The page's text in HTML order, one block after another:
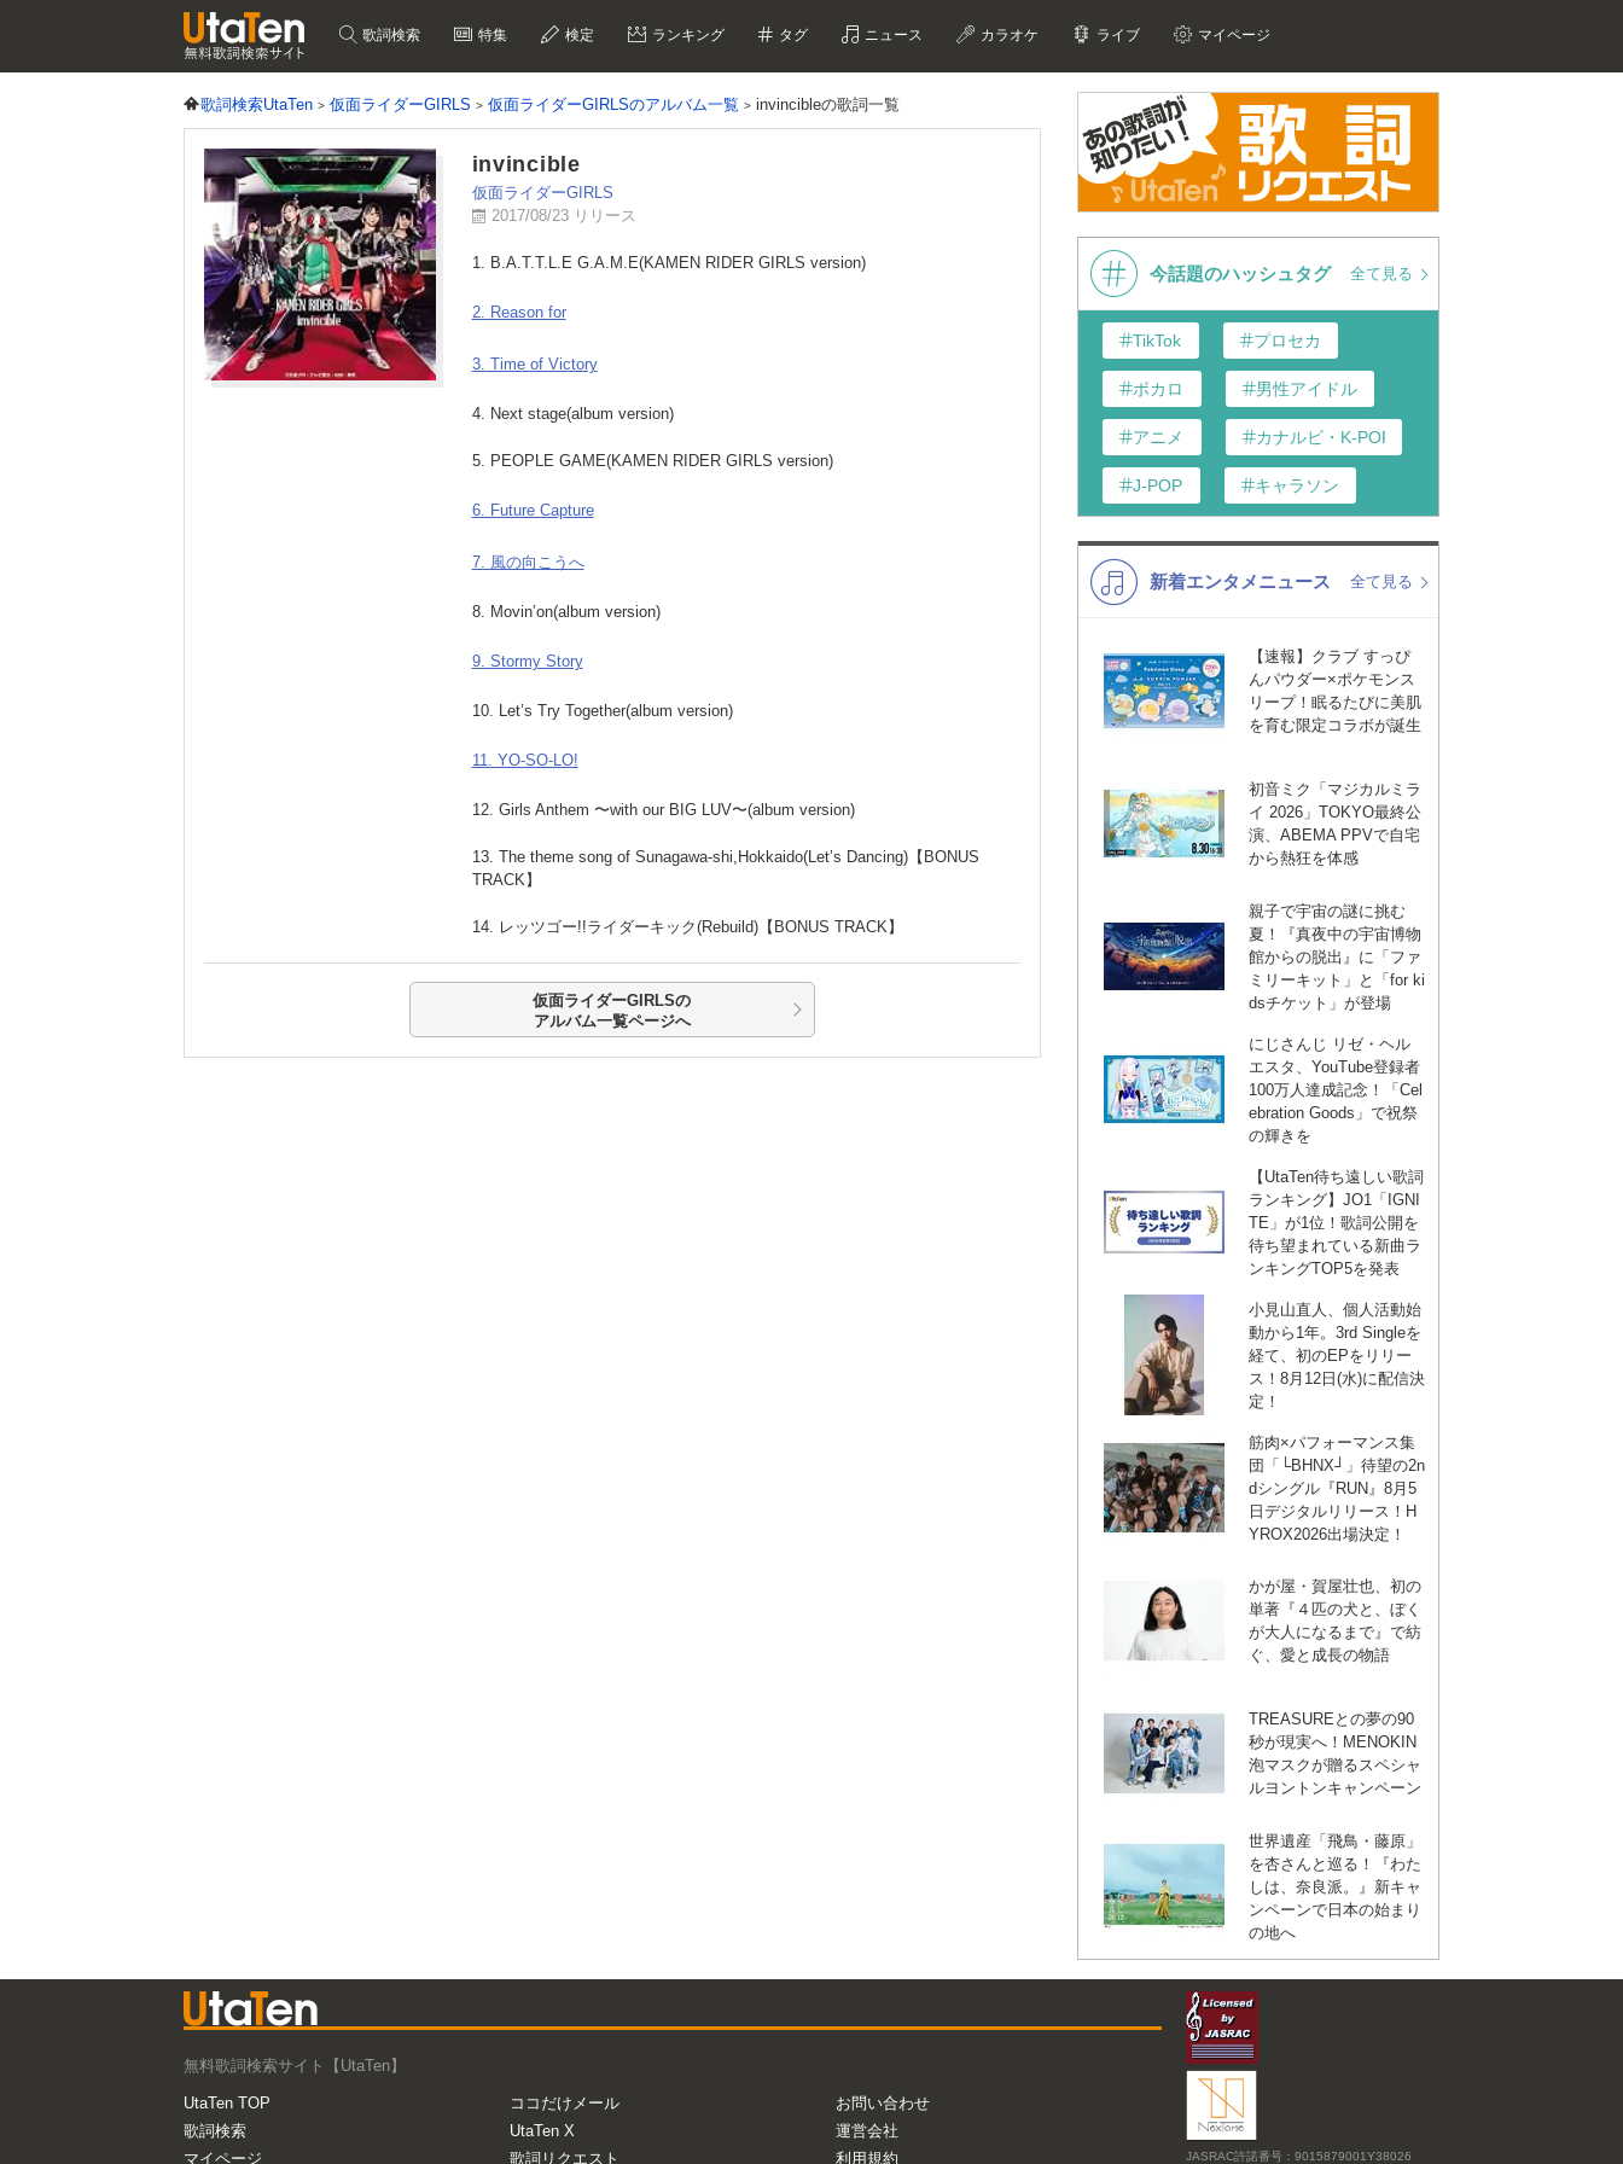
歌詞検索 特集 検定 ランキング タグ ニュース カラオケ ライブ マイページ
歌詞検索UtaTen 仮面ライダーGIRLS 仮面ライダーGIRLSのアルバム一覧 invincibleの歌詞一覧
invincible
仮面ライダーGIRLS
2017/08/23 リリース
1. B.A.T.T.L.E G.A.M.E(KAMEN RIDER GIRLS version)
2. Reason for
3. Time of Victory
4. Next stage(album version)
5. PEOPLE GAME(KAMEN RIDER GIRLS version)
6. Future Capture
7. 風の向こうへ
8. Movin’on(album version)
9. Stormy Story
10. Let’s Try Together(album version)
11. YO-SO-LO!
12. Girls Anthem 〜with our BIG LUV〜(album version)
13. The theme song of Sunagawa-shi,Hokkaido(Let’s Dancing)【BONUS
TRACK】
14. レッツゴー!!ライダーキック(Rebuild)【BONUS TRACK】
仮面ライダーGIRLSの
アルバム一覧ページへ
今話題のハッシュタグ 全て見る
TikTok プロセカ
ボカロ 男性アイドル
アニメ カナルビ・K-POP和訳
J-POP キャラソン
K-POP 演歌・歌謡
VTuber ディズニー
新着エンタメニュース 全て見る
【速報】クラブ すっぴ
んパウダー×ポケモンス
リープ！眠るたびに美肌
を育む限定コラボが誕生
初音ミク「マジカルミラ
イ 2026」TOKYO最終公
演、ABEMA PPVで自宅
から熱狂を体感
親子で宇宙の謎に挑む
夏！『真夜中の宇宙博物
館からの脱出』に「ファ
ミリーキット」と「for ki
dsチケット」が登場
にじさんじ リゼ・ヘル
エスタ、YouTube登録者
100万人達成記念！「Cel
ebration Goods」で祝祭
の輝きを
【UtaTen待ち遠しい歌詞
ランキング】JO1「IGNI
TE」が1位！歌詞公開を
待ち望まれている新曲ラ
ンキングTOP5を発表
小見山直人、個人活動始
動から1年。3rd Singleを
経て、初のEPをリリー
ス！8月12日(水)に配信決
定！
筋肉×パフォーマンス集
団「└BHNX┘」待望の2n
dシングル『RUN』8月5
日デジタルリリース！H
YROX2026出場決定！
かが屋・賀屋壮也、初の
単著『４匹の犬と、ぼく
が大人になるまで』で紡
ぐ、愛と成長の物語
TREASUREとの夢の90
秒が現実へ！MENOKIN
泡マスクが贈るスペシャ
ルヨントンキャンペーン
世界遺産「飛鳥・藤原」
を杏さんと巡る！『わた
しは、奈良派。』新キャ
ンペーンで日本の始まり
の地へ
無料歌詞検索サイト【UtaTen】
UtaTen TOP
歌詞検索
マイページ
ココだけメール
UtaTen X
歌詞リクエスト
お問い合わせ
運営会社
利用規約
JASRAC許諾番号：9015879001Y38026